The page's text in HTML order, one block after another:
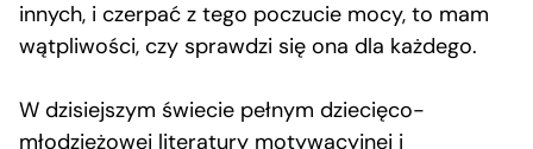
innych, i czerpać z tego poczucie mocy, to mam
wątpliwości, czy sprawdzi się ona dla każdego.
W dzisiejszym świecie pełnym dziecięco-
młodzieżowej literatury motywacyjnej i